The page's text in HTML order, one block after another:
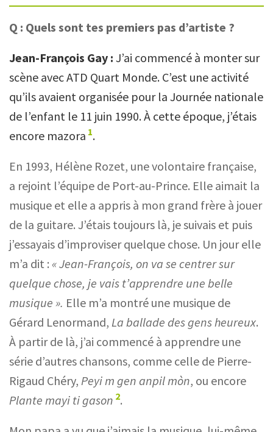
Q : Quels sont tes premiers pas d’artiste ?
Jean-François Gay : J’ai commencé à monter sur
scène avec ATD Quart Monde. C’est une activité
qu’ils avaient organisée pour la Journée nationale
de l’enfant le 11 juin 1990. À cette époque, j’étais
encore mazora 1.
En 1993, Hélène Rozet, une volontaire française,
a rejoint l’équipe de Port-au-Prince. Elle aimait la
musique et elle a appris à mon grand frère à jouer
de la guitare. J’étais toujours là, je suivais et puis
j’essayais d’improviser quelque chose. Un jour elle
m’a dit : « Jean-François, on va se centrer sur
quelque chose, je vais t’apprendre une belle
musique ». Elle m’a montré une musique de
Gérard Lenormand, La ballade des gens heureux.
À partir de là, j’ai commencé à apprendre une
série d’autres chansons, comme celle de Pierre-
Rigaud Chéry, Peyi m gen anpil mòn, ou encore
Plante mayi ti gason 2.